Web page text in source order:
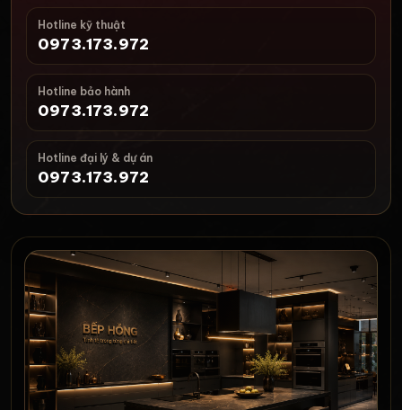
Hotline kỹ thuật
0973.173.972
Hotline bảo hành
0973.173.972
Hotline đại lý & dự án
0973.173.972